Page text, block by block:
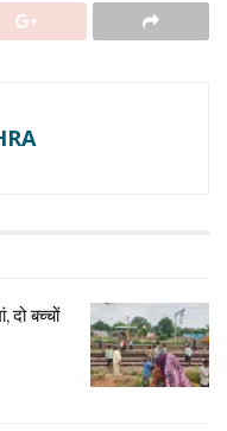
के लोग सो रहे थे, तभी
इस हमले में उसके पिता, मां,
बच्चों